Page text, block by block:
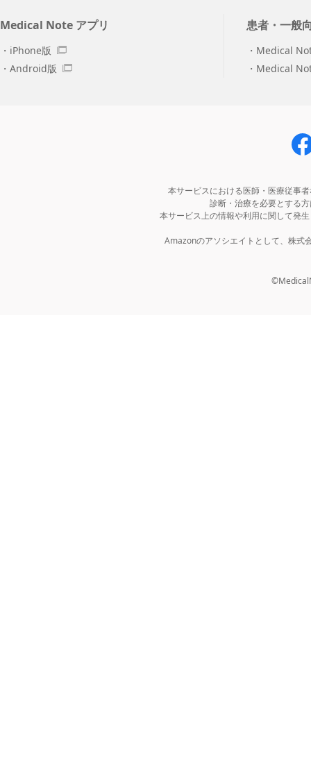
Medical Note アプリ
iPhone版
Android版
患者・一般
Medical
Medical
本サービスにおける医師・医療従事
診断・治療を必要とする
本サービス上の情報や利用に関して発
Amazonのアソシエイトとして、株式